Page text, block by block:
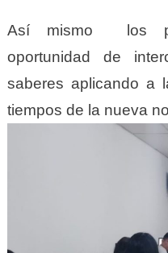
Así mismo los
oportunidad de
saberes aplicando a
tiempos de la nueva